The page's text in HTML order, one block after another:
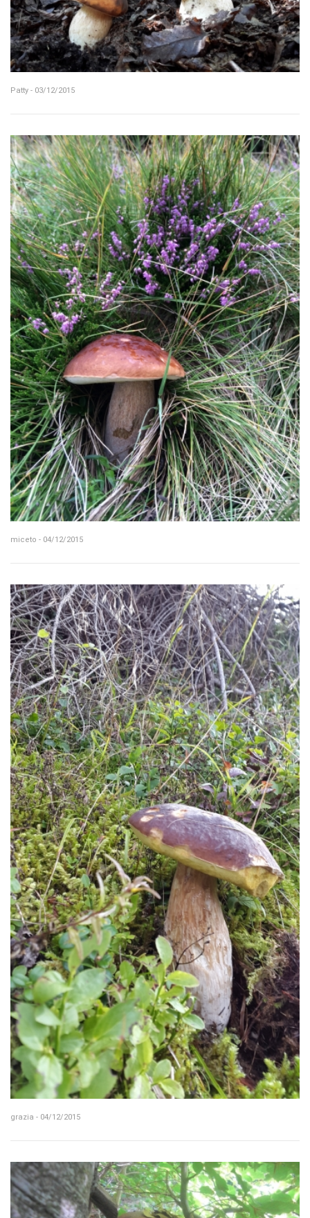
Patty - 03/12/2015
miceto - 04/12/2015
grazia - 04/12/2015